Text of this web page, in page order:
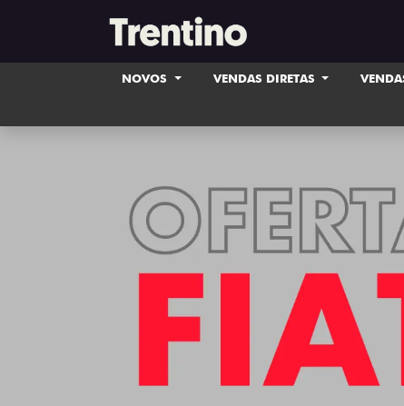
NOVOS VENDAS DIRETAS